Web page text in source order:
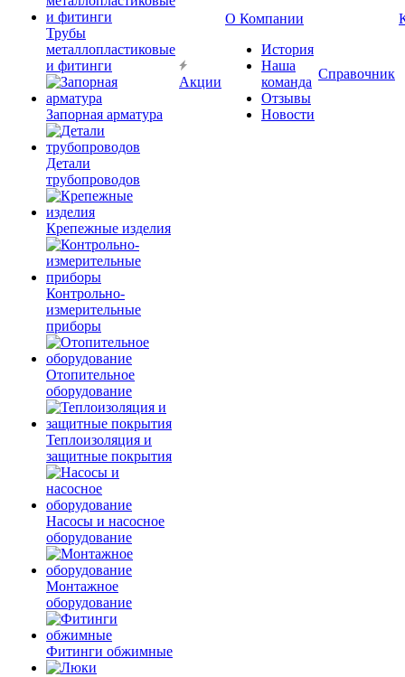
Трубы
металлопластиковые
и фитинги
Запорная арматура
Детали
трубопроводов
Крепежные изделия
Контрольно-
измерительные
приборы
Отопительное
оборудование
Теплоизоляция и
защитные покрытия
Насосы и насосное
оборудование
Монтажное
оборудование
Фитинги обжимные
Акции
О Компании
История
Наша
команда
Отзывы
Новости
Справочник